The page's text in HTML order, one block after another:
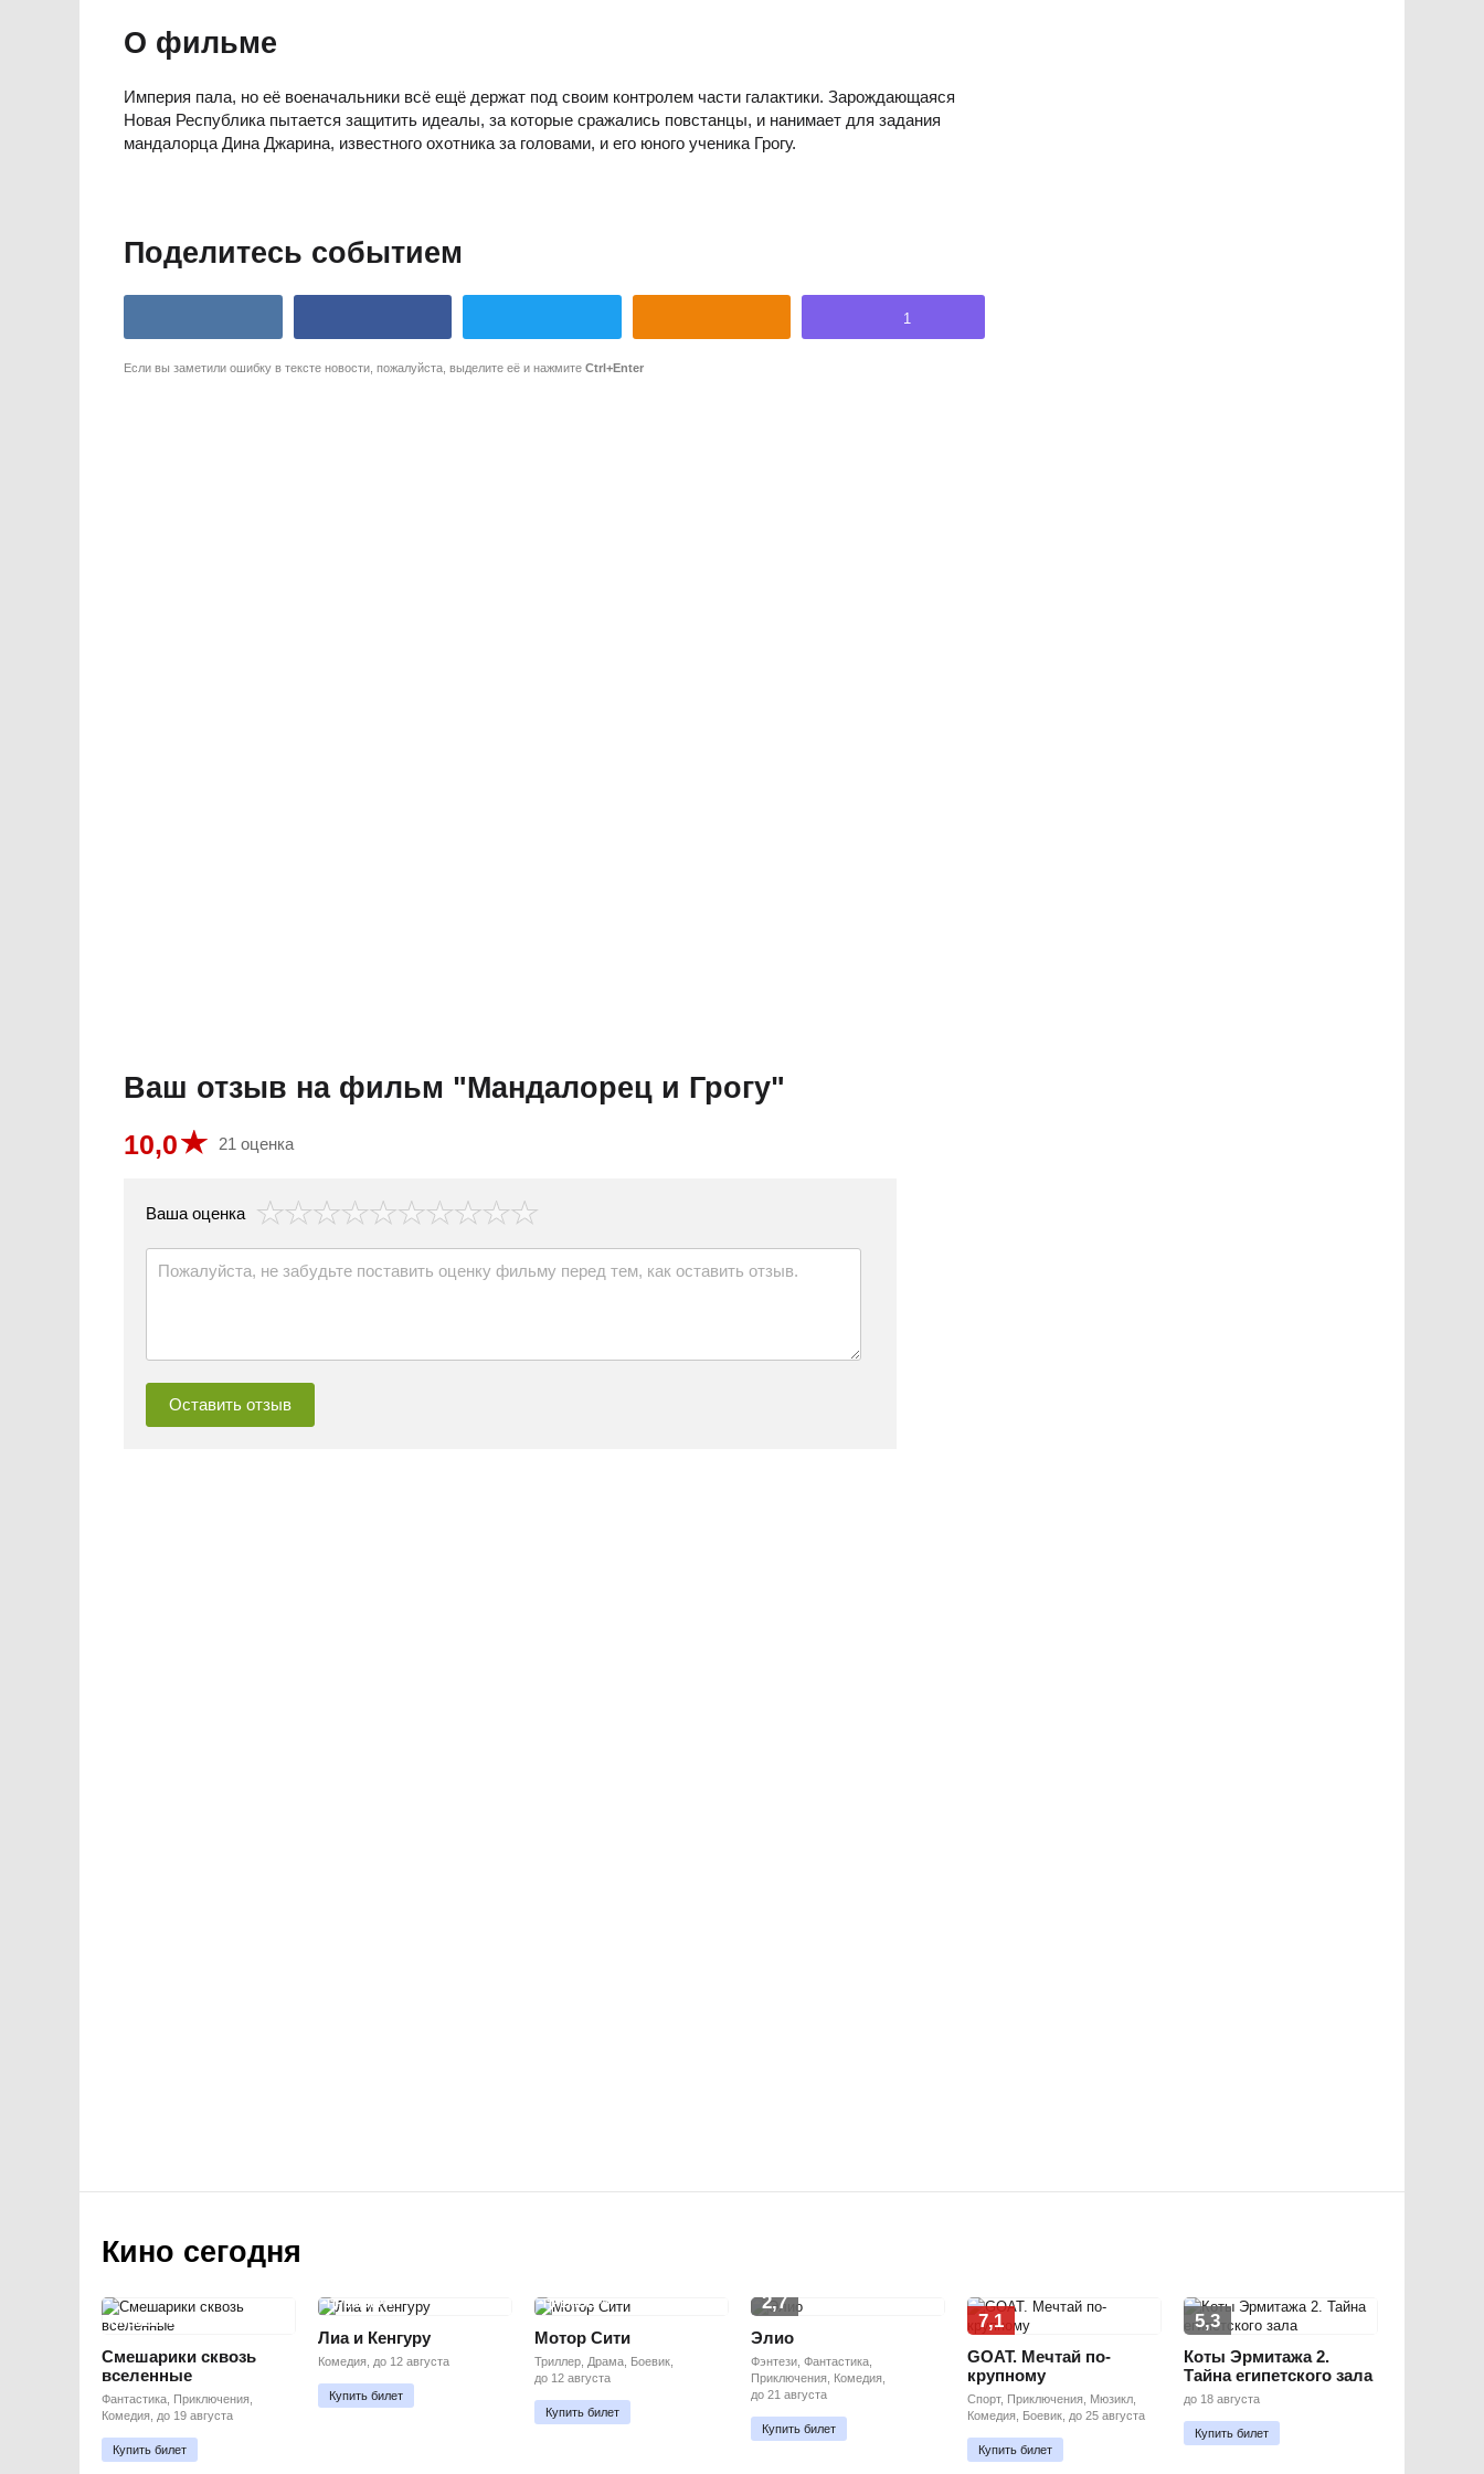
О фильме
Империя пала, но её военачальники всё ещё держат под своим контролем части галактики. Зарождающаяся
Новая Республика пытается защитить идеалы, за которые сражались повстанцы, и нанимает для задания
мандалорца Дина Джарина, известного охотника за головами, и его юного ученика Грогу.
Поделитесь событием
1
Если вы заметили ошибку в тексте новости, пожалуйста, выделите её и нажмите Ctrl+Enter
Ваш отзыв на фильм "Мандалорец и Грогу"
10,0 21 оценка
Ваша оценка
Кино сегодня
ПРЕМЬЕРА
Смешарики сквозь
вселенные
Фантастика, Приключения,
Комедия, до 19 августа
Купить билет
ПРЕМЬЕРА
Лиа и Кенгуру
Комедия, до 12 августа
Купить билет
ПРЕМЬЕРА
Мотор Сити
Триллер, Драма, Боевик,
до 12 августа
Купить билет
2,7
Элио
Фэнтези, Фантастика,
Приключения, Комедия,
до 21 августа
Купить билет
7,1
GOAT. Мечтай по-
крупному
Спорт, Приключения, Мюзикл,
Комедия, Боевик, до 25 августа
Купить билет
5,3
Коты Эрмитажа 2.
Тайна египетского зала
до 18 августа
Купить билет